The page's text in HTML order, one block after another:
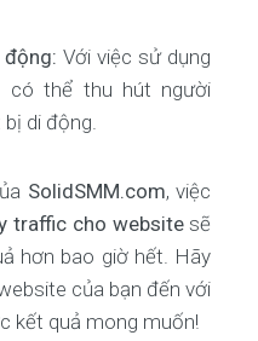
Với việc sử dụng
có thể thu hút người
di động.
SolidSMM.com, việc
traffic cho websitesẽ
hơn bao giờ hết. Hãy
của bạn đến với
kết quả mong muốn!